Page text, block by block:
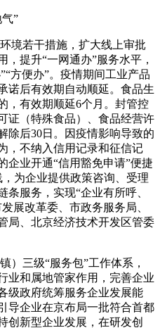
”
境若干措施，扩大线上审批
提升“一网通办”服务水平，
方便办”。疫情期间工业产品
诺后有效期自动顺延。食品生
，有效期顺延6个月。封管控
证（特殊食品）、食品经营许
除后30日。因疫情影响导致的
，不纳入信用记录和征信记
企业开通“信用豁免申请”便捷
为企业提供政策咨询、受理
服务，实现“企业有所呼、
展改革委、市政务服务局、
局、北京经济技术开发区管委
）三级“服务包”工作体系，
业和属地管家作用，完善企业
级政府统筹服务企业发展能
导企业在京布局一批符合首都
创新型企业发展，在研发创